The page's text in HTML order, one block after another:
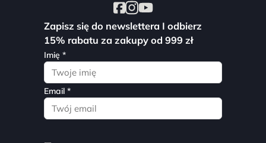
Zapisz się do newslettera I odbierz
15% rabatu za zakupy od 999 zł
Imię *
Email *